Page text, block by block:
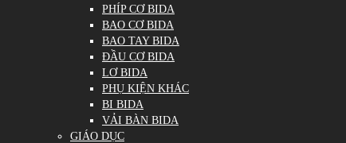
PHÍP CƠ BIDA
BAO CƠ BIDA
BAO TAY BIDA
ĐẦU CƠ BIDA
LƠ BIDA
PHỤ KIỆN KHÁC
BI BIDA
VẢI BÀN BIDA
GIÁO DỤC